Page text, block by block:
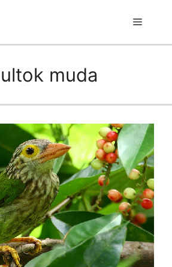
Menu
muda